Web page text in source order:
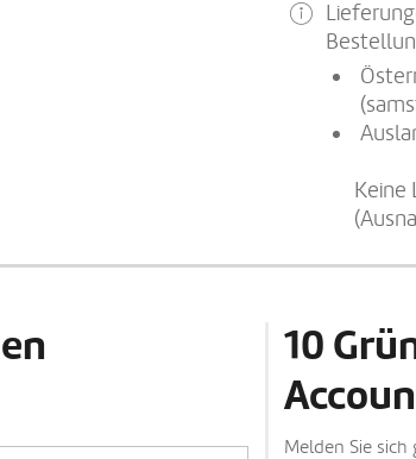
Keine
10
Melden Sie sich